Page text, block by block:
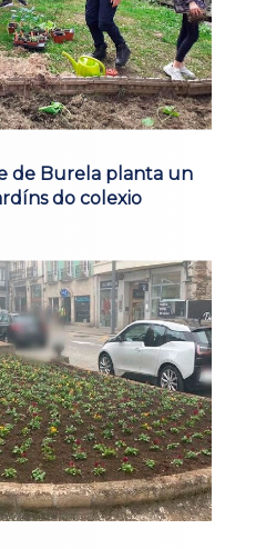
de Burela planta un
do colexio